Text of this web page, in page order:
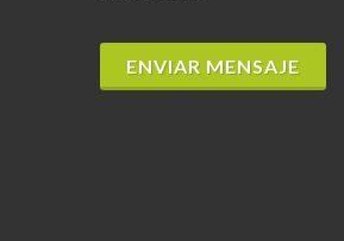
ENVIAR MENSAJE